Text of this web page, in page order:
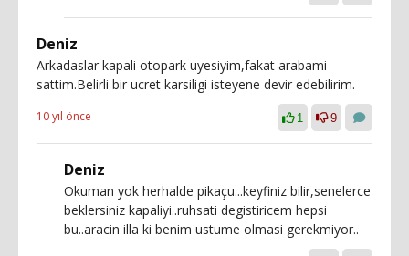
Deniz
Arkadaslar kapali otopark uyesiyim,fakat arabami
sattim.Belirli bir ucret karsiligi isteyene devir edebilirim.
10 yıl önce 1 9
Deniz
Okuman yok herhalde pikaçu...keyfiniz bilir,senelerce
beklersiniz kapaliyi..ruhsati degistiricem hepsi
bu..aracin illa ki benim ustume olmasi gerekmiyor..